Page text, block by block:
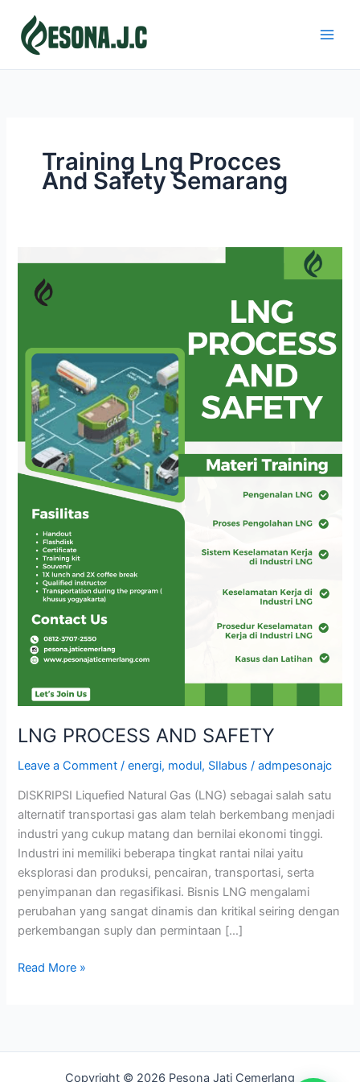
content
Training Lng Procces
And Safety Semarang
LNG PROCESS AND SAFETY
Leave a Comment /energi, modul, SIlabus /admpesonajc
DISKRIPSI Liquefied Natural Gas (LNG) sebagai salah satu
alternatif transportasi gas alam telah berkembang menjadi
industri yang cukup matang dan bernilai ekonomi tinggi.
Industri ini memiliki beberapa tingkat rantai nilai yaitu
eksplorasi dan produksi, pencairan, transportasi, serta
penyimpanan dan regasifikasi. Bisnis LNG mengalami
perubahan yang sangat dinamis dan kritikal seiring dengan
perkembangan suply dan permintaan […]
PROCESS
AND
Read More »
Copyright © 2026 Pesona Jati Cemerlang